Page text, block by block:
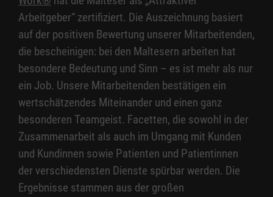
Arbeitgeber“ zertifiziert. Die Auszeichnung basiert
auf der positiven Bewertung unserer Mitarbeitenden,
die bescheinigen: bei den Maltesern arbeiten hat
besondere Bedeutung und Sinn – es ist mehr als nur
ein Job. Unsere Mitarbeitenden bestätigen ein
wertschätzendes Miteinander und einen ganz
besonderen Teamgeist. Facetten, die sowohl in der
Zusammenarbeit als auch im Umgang mit Kunden
und Kundinnen sowie Patienten und Patientinnen
der verschiedensten Dienste spürbar werden. Die
Ergebnisse stammen aus der großen